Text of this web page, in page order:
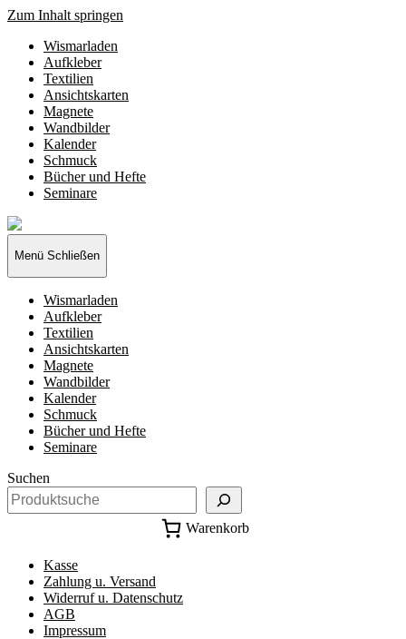
Zum Inhalt springen
Wismarladen
Aufkleber
Textilien
Ansichtskarten
Magnete
Wandbilder
Kalender
Schmuck
Bücher und Hefte
Seminare
Wismarladen
-
deine
Produzentengemeinschaft
Menü Schließen
Wismarladen
Aufkleber
Textilien
Ansichtskarten
Magnete
Wandbilder
Kalender
Schmuck
Bücher und Hefte
Seminare
Suchen
Warenkorb
Kasse
Zahlung u. Versand
Widerruf u. Datenschutz
AGB
Impressum